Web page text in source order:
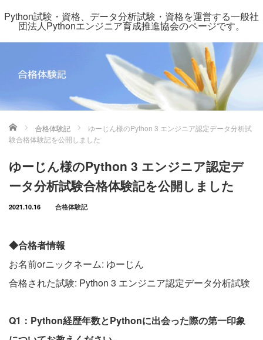
Python試験・資格、データ分析試験・資格を運営する一般社
団法人Pythonエンジニア育成推進協会のページです。
ホーム 合格体験記
ゆーじん様のPython 3 エンジニア認定データ分析試
験合格体験記を公開しました
ゆーじん様のPython 3 エンジニア認定デ
ータ分析試験合格体験記を公開しました
2021.10.16 合格体験記
◆合格者情報
お名前orニックネーム: ゆーじん
合格された試験: Python 3 エンジニア認定データ分析試験
Q1：Python経歴年数とPythonに出会った際の第一印象